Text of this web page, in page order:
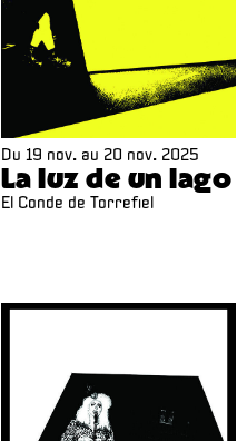
Du 19 nov. au 20 nov. 2025
La luz de un lago
El Conde de Torrefiel